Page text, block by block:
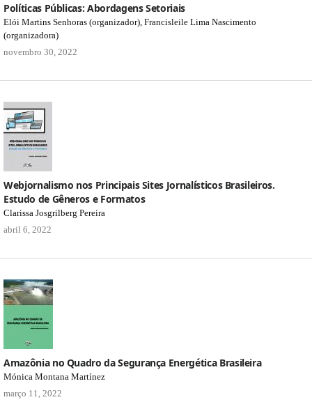
Políticas Públicas: Abordagens Setoriais
Elói Martins Senhoras (organizador), Francisleile Lima Nascimento
(organizadora)
novembro 30, 2022
Webjornalismo nos Principais Sites Jornalísticos Brasileiros.
Estudo de Gêneros e Formatos
Clarissa Josgrilberg Pereira
abril 6, 2022
Amazônia no Quadro da Segurança Energética Brasileira
Mónica Montana Martínez
março 11, 2022